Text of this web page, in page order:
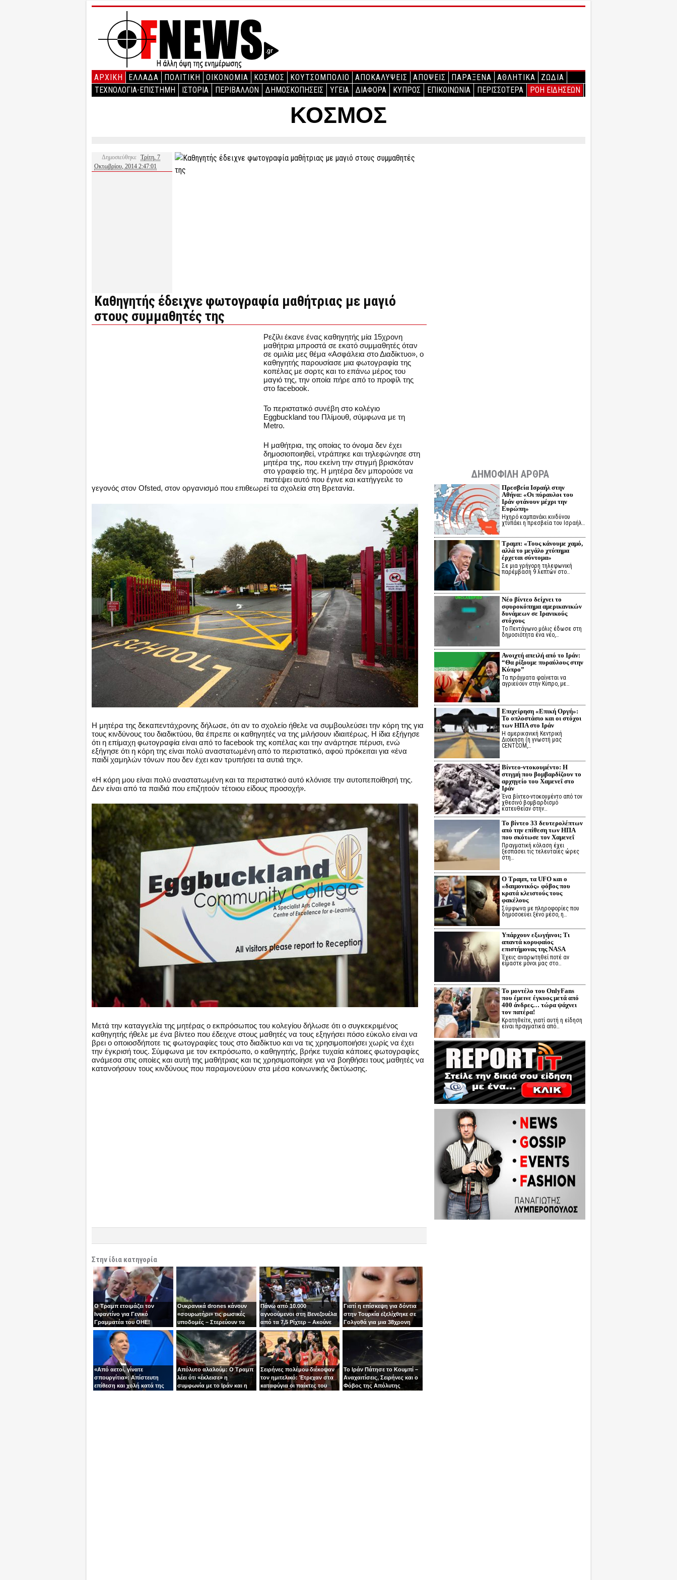
ΑΡΧΙΚΉ ΕΛΛΑΔΑ ΠΟΛΙΤΙΚΗ ΟΙΚΟΝΟΜΙΑ ΚΟΣΜΟΣ ΚΟΥΤΣΟΜΠΟΛΙΟ ΑΠΟΚΑΛΥΨΕΙΣ ΑΠΟΨΕΙΣ ΠΑΡΑΞΕΝΑ ΑΘΛΗΤΙΚΑ
ΖΩΔΙΑ
ΤΕΧΝΟΛΟΓΙΑ-ΕΠΙΣΤΗΜΗ
ΙΣΤΟΡΙΑ ΠΕΡΙΒΑΛΛΟΝ ΔΗΜΟΣΚΟΠΗΣΕΙΣ ΥΓΕΙΑ ΔΙΑΦΟΡΑ ΚΥΠΡΟΣ ΕΠΙΚΟΙΝΩΝΙΑ ΠΕΡΙΣΣΟΤΕΡΑ ΡΟΗ ΕΙΔΗΣΕΩΝ
ΚΟΣΜΟΣ
Δημοσιεύθηκε Τρίτη, 7
Οκτωβρίου, 2014 2:47:01
Καθηγητής έδειχνε φωτογραφία μαθήτριας με μαγιό
στους συμμαθητές της
Ρεζίλι έκανε ένας καθηγητής μία 15χρονη
μαθήτρια μπροστά σε εκατό συμμαθητές όταν
σε ομιλία μες θέμα «Ασφάλεια στο Διαδίκτυο», ο
καθηγητής παρουσίασε μια φωτογραφία της
κοπέλας με σορτς και το επάνω μέρος του
μαγιό της, την οποία πήρε από το προφίλ της
στο facebook.
Το περιστατικό συνέβη στο κολέγιο
Eggbuckland του Πλίμουθ, σύμφωνα με τη
Metro.
Η μαθήτρια, της οποίας το όνομα δεν έχει
δημοσιοποιηθεί, ντράπηκε και τηλεφώνησε στη
μητέρα της, που εκείνη την στιγμή βρισκόταν
στο γραφείο της. Η μητέρα δεν μπορούσε να
πιστέψει αυτό που έγινε και κατήγγειλε το
γεγονός στον Ofsted, στον οργανισμό που επιθεωρεί τα σχολεία στη Βρετανία.
H μητέρα της δεκαπεντάχρονης δήλωσε, ότι αν το σχολείο ήθελε να συμβουλεύσει την κόρη της για
τους κινδύνους του διαδικτύου, θα έπρεπε οι καθηγητές να της μιλήσουν ιδιαιτέρως. H ίδια εξήγησε
ότι η επίμαχη φωτογραφία είναι από το facebook της κοπέλας και την ανάρτησε πέρυσι, ενώ
εξήγησε ότι η κόρη της είναι πολύ αναστατωμένη από το περιστατικό, αφού πρόκειται για «ένα
παιδί χαμηλών τόνων που δεν έχει καν τρυπήσει τα αυτιά της».
«Η κόρη μου είναι πολύ αναστατωμένη και τα περιστατικό αυτό κλόνισε την αυτοπεποίθησή της.
Δεν είναι από τα παιδιά που επιζητούν τέτοιου είδους προσοχή».
Μετά την καταγγελία της μητέρας ο εκπρόσωπος του κολεγίου δήλωσε ότι ο συγκεκριμένος
καθηγητής ήθελε με ένα βίντεο που έδειχνε στους μαθητές να τους εξηγήσει πόσο εύκολο είναι να
βρει ο οποιοσδήποτε τις φωτογραφίες τους στο διαδίκτυο και να τις χρησιμοποιήσει χωρίς να έχει
την έγκρισή τους. Σύμφωνα με τον εκπρόσωπο, ο καθηγητής, βρήκε τυχαία κάποιες φωτογραφίες
ανάμεσα στις οποίες και αυτή της μαθήτριας και τις χρησιμοποίησε για να βοηθήσει τους μαθητές να
κατανοήσουν τους κινδύνους που παραμονεύουν στα μέσα κοινωνικής δικτύωσης.
Στην ίδια κατηγορία
Ο Τραμπ ετοιμάζει τον
Ινφαντίνο για Γενικό
Γραμματέα του ΟΗΕ!
Ουκρανικά drones κάνουν
«σουρωτήρι» τις ρωσικές
υποδομές – Στερεύουν τα
καύσιμα του Πούτιν
Πάνω από 10.000
αγνοούμενοι στη Βενεζουέλα
από τα 7,5 Ρίχτερ – Ακούνε
φωνές κάτω από τα
συντρίμμια
Γιατί η επίσκεψη για δόντια
στην Τουρκία εξελίχθηκε σε
Γολγοθά για μια 38χρονη
μητέρα
«Από αετοί, γίνατε
σπουργίτια»: Απίστευτη
επίθεση και χολή κατά της
Απόλυτο αλαλούμ: Ο Τραμπ
λέει ότι «έκλεισε» η
συμφωνία με το Ιράν και η
Σειρήνες πολέμου διέκοψαν
τον ημιτελικό: Έτρεχαν στα
καταφύγια οι παίκτες του
Το Ιράν Πάτησε το Κουμπί –
Αναχαιτίσεις, Σειρήνες και ο
Φόβος της Απόλυτης
ΔΗΜΟΦΙΛΗ ΑΡΘΡΑ
Πρεσβεία Ισραήλ στην
Αθήνα: «Οι πύραυλοι του
Ιράν φτάνουν μέχρι την
Ευρώπη»
Ηχηρό καμπανάκι κινδύνου
χτυπάει η πρεσβεία του Ισραήλ…
Τραμπ: «Τους κάνουμε χαμό,
αλλά το μεγάλο χτύπημα
έρχεται σύντομα»
Σε μια γρήγορη τηλεφωνική
παρέμβαση 9 λεπτών στο…
Νέο βίντεο δείχνει το
σφυροκόπημα αμερικανικών
δυνάμεων σε Ιρανικούς
στόχους
Το Πεντάγωνο μόλις έδωσε στη
δημοσιότητα ένα νέο,…
Ανοιχτή απειλή από το Ιράν:
“Θα ρίξουμε πυραύλους στην
Κύπρο”
Τα πράγματα φαίνεται να
αγριεύουν στην Κύπρο, με…
Επιχείρηση «Επική Οργή»:
Το οπλοστάσιο και οι στόχοι
των ΗΠΑ στο Ιράν
Η αμερικανική Κεντρική
Διοίκηση (η γνωστή μας
CENTCOM,…
Βίντεο-ντοκουμέντο: Η
στιγμή που βομβαρδίζουν το
αρχηγείο του Χαμενεΐ στο
Ιράν
Ένα βίντεο-ντοκουμέντο από τον
χθεσινό βομβαρδισμό
κατευθείαν στην…
Το βίντεο 33 δευτερολέπτων
από την επίθεση των ΗΠΑ
που σκότωσε τον Χαμενεΐ
Πραγματική κόλαση έχει
ξεσπάσει τις τελευταίες ώρες
στη…
Ο Τραμπ, τα UFO και ο
«δαιμονικός» φόβος που
κρατά κλειστούς τους
φακέλους
Σύμφωνα με πληροφορίες που
δημοσοεύει ξένο μέσο, η…
Υπάρχουν εξωγήινοι; Τι
απαντά κορυφαίος
επιστήμονας της NASA
Έχεις αναρωτηθεί ποτέ αν
είμαστε μόνοι μας στο…
Το μοντέλο του OnlyFans
που έμεινε έγκυος μετά από
400 άνδρες… τώρα ψάχνει
τον πατέρα!
Κρατηθείτε, γιατί αυτή η είδηση
είναι πραγματικά από…